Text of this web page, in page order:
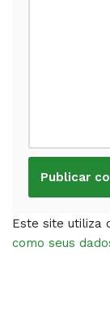
Este site utiliza
como seus